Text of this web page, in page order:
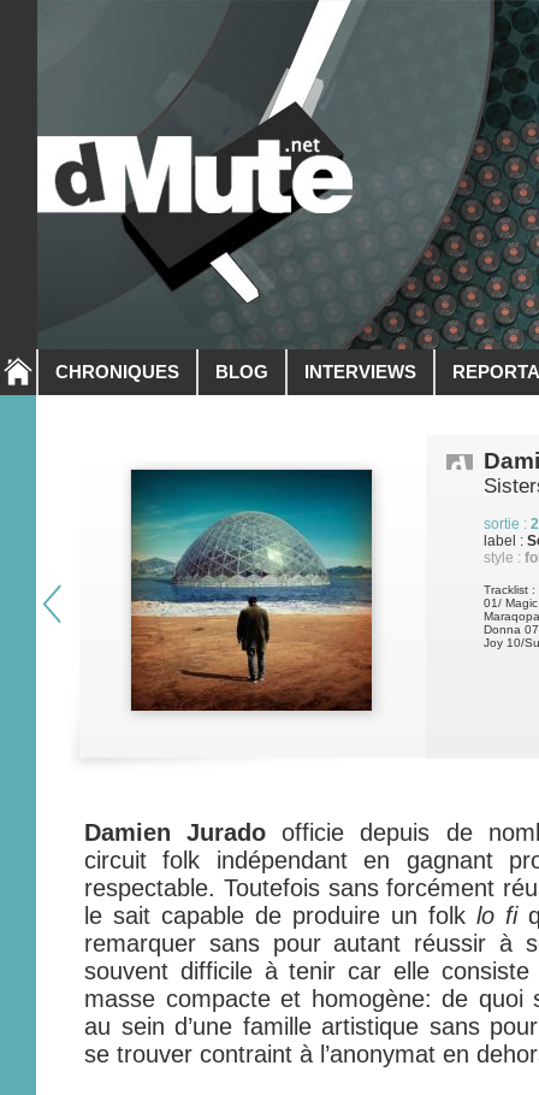
CHRONIQUES BLOG INTERVIEWS
sortie :
label :
style :
Tracklist :
01/
Donna
Joy 10/
Damien Jurado officie depuis de
circuit folk indépendant en gagnant
respectable. Toutefois sans forcément
le sait capable de produire un folk lo fi
remarquer sans pour autant réussir à
souvent difficile à tenir car elle
masse compacte et homogène: de quoi
au sein d’une famille artistique sans
se trouver contraint à l’anonymat en